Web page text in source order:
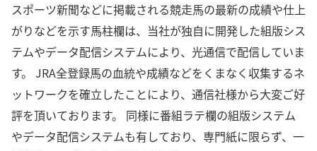
スポーツ新聞などに掲載される競走馬の最新の成績や仕上
がりなどを示す馬柱欄は、当社が独自に開発した組版シス
テムやデータ配信システムにより、光通信で配信していま
す。 JRA全登録馬の血統や成績などをくまなく収集するネ
ットワークを確立したことにより、通信社様から大変ご好
評を頂いております。 同様に番組ラテ欄の組版システム
やデータ配信システムも有しており、専門紙に限らず、一